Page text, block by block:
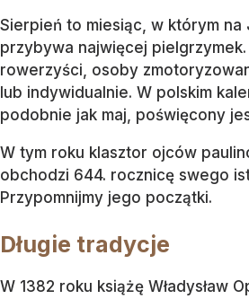
Sierpień to miesiąc, w którym na
przybywa najwięcej pielgrzymek.
rowerzyści, osoby
lub indywidualnie. W polskim
podobnie jak maj, poświęcony
W tym roku klasztor ojców
obchodzi 644. rocznicę swego
Przypomnijmy jego początki.
Długie tradycje
W 1382 roku książę Władysław